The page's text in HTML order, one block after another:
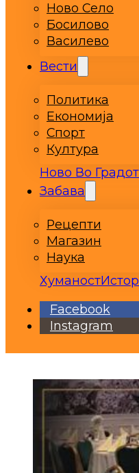
Ново Село
Босилово
Василево
Вести
Политика
Економија
Спорт
Култура
Ново Во Градот
Забава
Рецепти
Магазин
Наука
Хуманост
Facebook
Instagram